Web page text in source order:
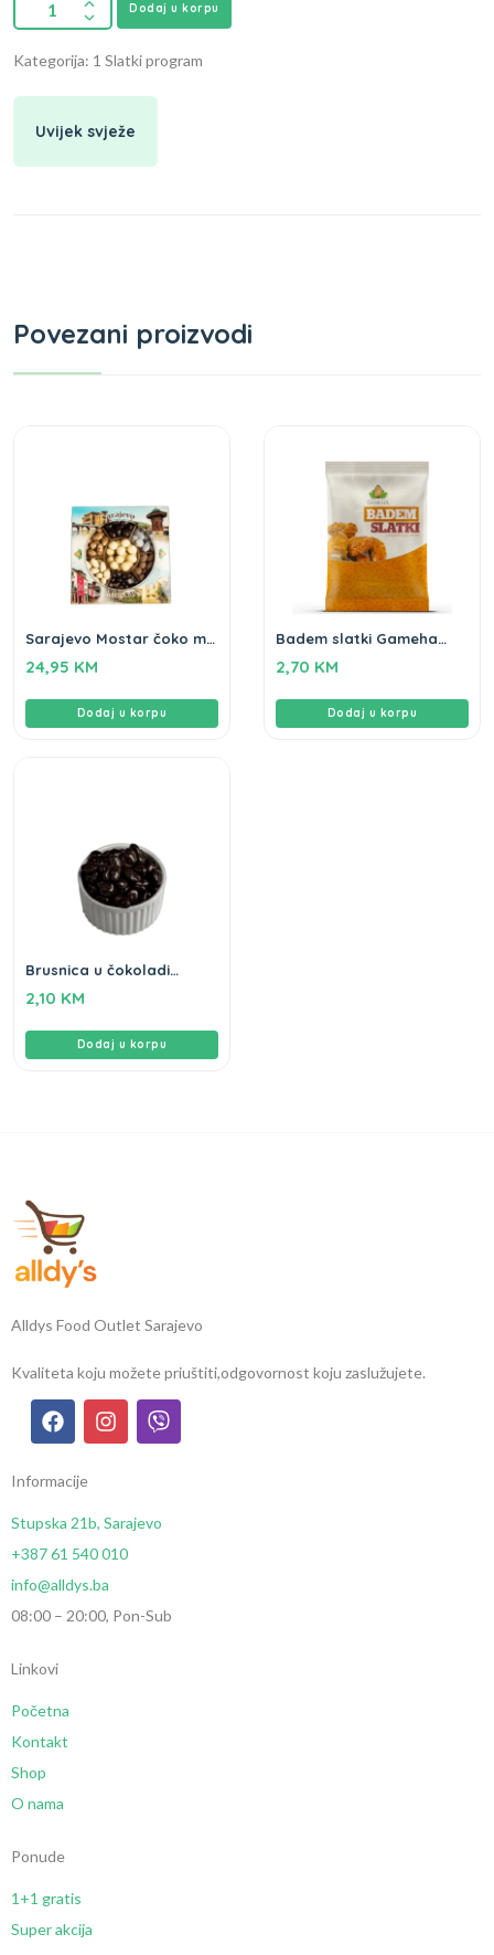
Dodaj u korpu
Kategorija: 1 Slatki program
Uvijek svježe
Povezani proizvodi
Sarajevo Mostar čoko mix
24,95 KM
Dodaj u korpu
Badem slatki Gameha
2,70 KM
Dodaj u korpu
Brusnica u čokoladi
2,10 KM
Dodaj u korpu
Alldys Food Outlet Sarajevo
Kvaliteta koju možete priuštiti,odgovornost koju zaslužujete.
Informacije
Stupska 21b, Sarajevo
+387 61 540 010
info@alldys.ba
08:00 – 20:00, Pon-Sub
Linkovi
Početna
Kontakt
Shop
O nama
Ponude
1+1 gratis
Super akcija